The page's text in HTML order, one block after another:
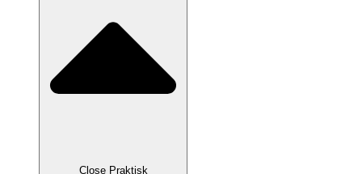
Close Praktisk